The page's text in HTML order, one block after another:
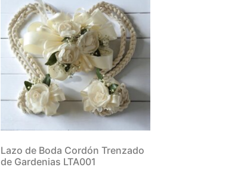
Lazo de Boda Cordón Trenzado
de Gardenias LTA001